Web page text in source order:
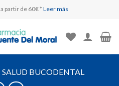
a partir de 60€ * Leer más
SALUD BUCODENTAL